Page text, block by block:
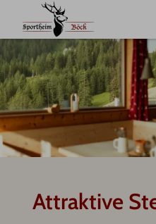
22. bis
2
Lodges
Preise und Anfrage
AllgäuAttraktive